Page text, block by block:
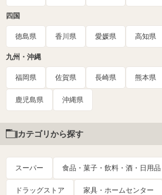
四国
徳島県 香川県 愛媛県 高知県
九州・沖縄
福岡県 佐賀県 長崎県 熊本県
鹿児島県 沖縄県
カテゴリから探す
スーパー 食品・菓子・飲料・酒・日用
ドラッグストア 家具・ホームセンター